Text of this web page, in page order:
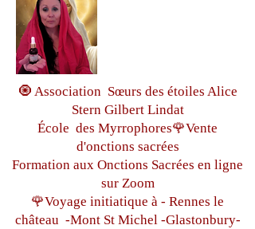
🧿 Association Sœurs des étoiles Alice
Stern Gilbert Lindat
École des Myrrophores🌹Vente
d'onctions sacrées
Formation aux Onctions Sacrées en ligne
sur Zoom
🌹Voyage initiatique à - Rennes le
château -Mont St Michel -Glastonbury-